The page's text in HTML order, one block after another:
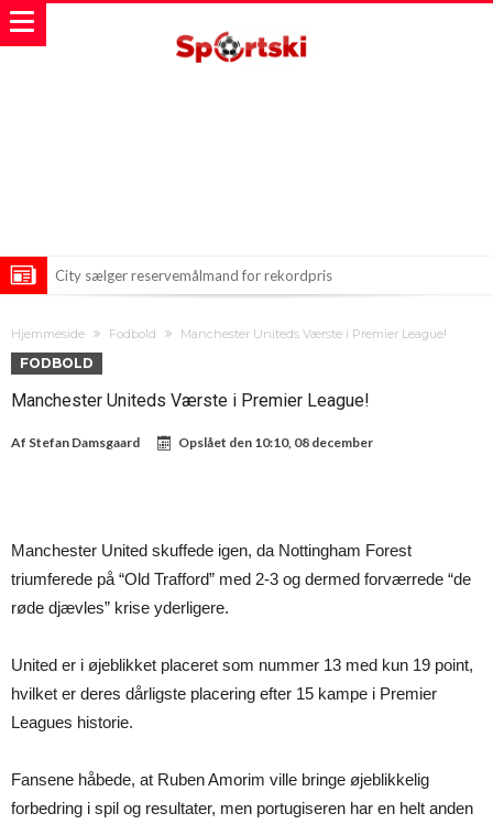
City sælger reservemålmand for rekordpris
Mohamed Salah står overfor et fristende tilbud, 34 millioner euro
Hjemmeside Fodbold Manchester Uniteds Værste i Premier League!
FODBOLD
Manchester Uniteds Værste i Premier League!
Af Stefan Damsgaard Opslået den 10:10, 08 december
Manchester United skuffede igen, da Nottingham Forest
triumferede på “Old Trafford” med 2-3 og dermed forværrede “de
røde djævles” krise yderligere.
United er i øjeblikket placeret som nummer 13 med kun 19 point,
hvilket er deres dårligste placering efter 15 kampe i Premier
Leagues historie.
Fansene håbede, at Ruben Amorim ville bringe øjeblikkelig
forbedring i spil og resultater, men portugiseren har en helt anden